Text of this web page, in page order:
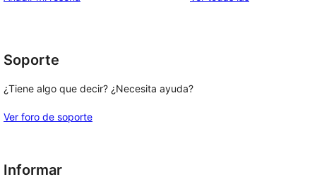
Soporte
¿Tiene algo que decir? ¿Necesita ayuda?
Ver foro de soporte
Informar